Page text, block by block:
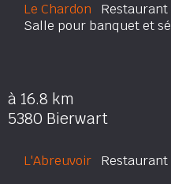
Le Chardon Restaurant
Salle pour banquet et
à 16.8 km
5380 Bierwart
L'Abreuvoir Restaurant